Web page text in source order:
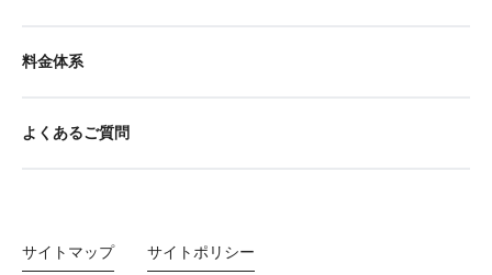
料金体系
よくあるご質問
サイトマップ サイトポリシー